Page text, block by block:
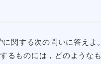
関する次の問いに答えよ。
るものには，どのようなも